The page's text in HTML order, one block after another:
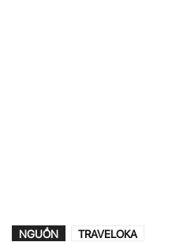
NGUỒN TRAVELOKA